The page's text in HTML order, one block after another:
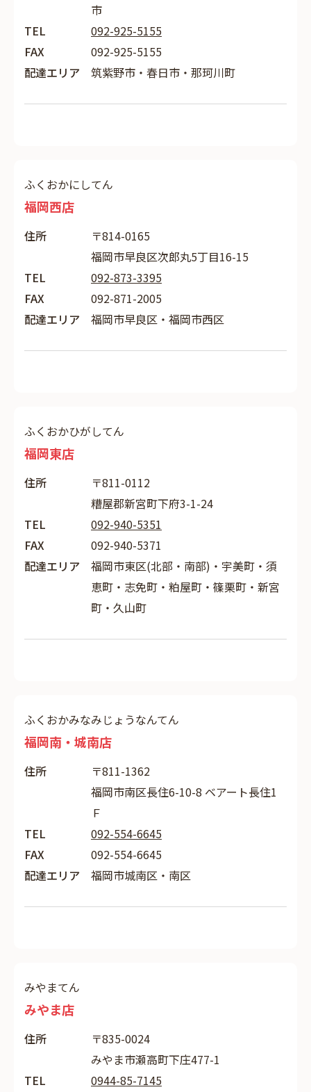
市
TEL
092-925-5155
FAX
092-925-5155
配達エリア
筑紫野市・春日市・那珂川町
ふくおかにしてん
福岡西店
住所
〒814-0165
福岡市早良区次郎丸5丁目16-15
TEL
092-873-3395
FAX
092-871-2005
配達エリア
福岡市早良区・福岡市西区
ふくおかひがしてん
福岡東店
住所
〒811-0112
糟屋郡新宮町下府3-1-24
TEL
092-940-5351
FAX
092-940-5371
配達エリア
福岡市東区(北部・南部)・宇美町・須
恵町・志免町・粕屋町・篠栗町・新宮
町・久山町
ふくおかみなみじょうなんてん
福岡南・城南店
住所
〒811-1362
福岡市南区長住6-10-8 ベアート長住1
Ｆ
TEL
092-554-6645
FAX
092-554-6645
配達エリア
福岡市城南区・南区
みやまてん
みやま店
住所
〒835-0024
みやま市瀬高町下庄477-1
TEL
0944-85-7145